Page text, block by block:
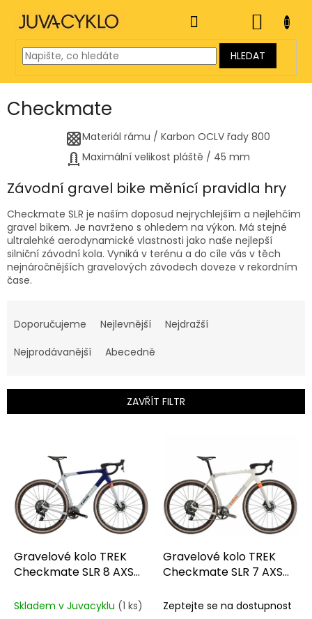
obsah
HLEDAT
KOŠÍK
Checkmate
Materiál rámu / Karbon OCLV řady 800
Maximální velikost pláště / 45 mm
Závodní gravel bike měnící pravidla hry
Checkmate SLR je naším doposud nejrychlejším a nejlehčím
gravel bikem. Je navrženo s ohledem na výkon. Má stejné
ultralehké aerodynamické vlastnosti jako naše nejlepší
silniční závodní kola. Vyniká v terénu a do cíle vás v těch
nejnáročnějších gravelových závodech doveze v rekordním
čase.
a
e
í
r
Doporučujeme Nejlevnější
Nejdražší
Nejprodávanější
Abecedně
ZAVŘÍT FILTR
p
d
u
Gravelové kolo TREK
Checkmate SLR 8 AXS
Grey Pearl
Skladem v Juvacyklu (1 ks)
Gravelové kolo TREK
Checkmate SLR 7 AXS
Zeptejte se na dostupnost